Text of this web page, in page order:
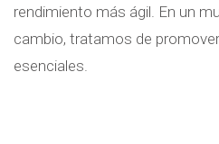
rendimiento más ágil. En un
cambio, tratamos de
esenciales.